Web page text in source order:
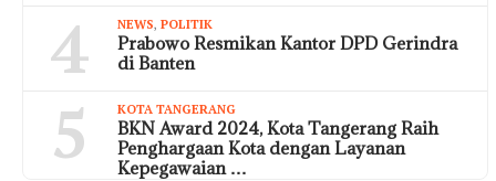
4 NEWS, POLITIK
Prabowo Resmikan Kantor DPD Gerindra
di Banten
5 KOTA TANGERANG
BKN Award 2024, Kota Tangerang Raih
Penghargaan Kota dengan Layanan
Kepegawaian …